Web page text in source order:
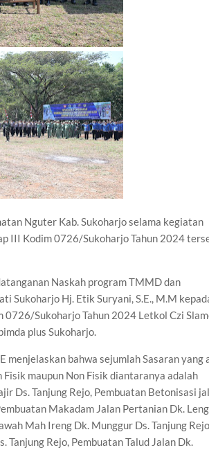
Nguter Kab. Sukoharjo selama kegiatan
III Kodim 0726/Sukoharjo Tahun 2024
Naskah program TMMD dan
Sukoharjo Hj. Etik Suryani, S.E., M.M
0726/Sukoharjo Tahun 2024 Letkol Czi
plus Sukoharjo.
menjelaskan bahwa sejumlah Sasaran yang
maupun Non Fisik diantaranya adalah
Ds. Tanjung Rejo, Pembuatan Betonisasi
Makadam Jalan Pertanian Dk.
Mah Ireng Dk. Munggur Ds. Tanjung
Tanjung Rejo, Pembuatan Talud Jalan Dk.